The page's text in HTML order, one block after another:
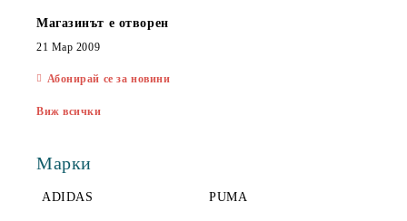
Магазинът е отворен
21 Мар 2009
Абонирай се за новини
Виж всички
Марки
ADIDAS PUMA